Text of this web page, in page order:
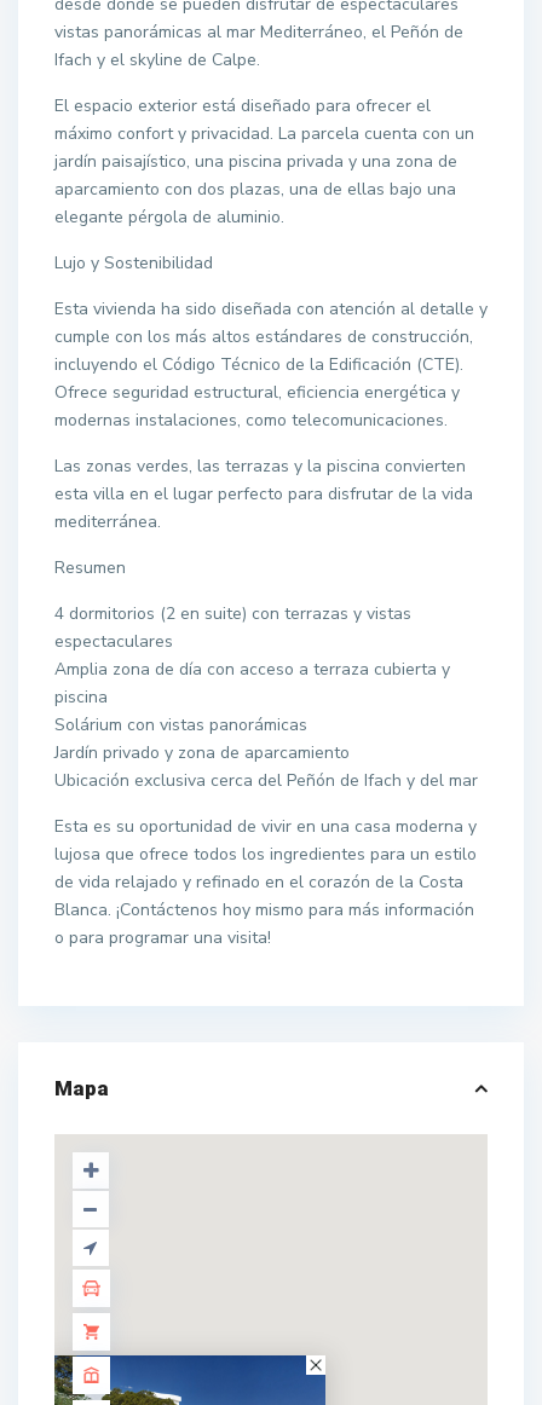
vistas panorámicas al mar Mediterráneo, el Peñón de
Ifach y el skyline de Calpe.
El espacio exterior está diseñado para ofrecer el
máximo confort y privacidad. La parcela cuenta con un
jardín paisajístico, una piscina privada y una zona de
aparcamiento con dos plazas, una de ellas bajo una
elegante pérgola de aluminio.
Lujo y Sostenibilidad
Esta vivienda ha sido diseñada con atención al detalle y
cumple con los más altos estándares de construcción,
incluyendo el Código Técnico de la Edificación (CTE).
Ofrece seguridad estructural, eficiencia energética y
modernas instalaciones, como telecomunicaciones.
Las zonas verdes, las terrazas y la piscina convierten
esta villa en el lugar perfecto para disfrutar de la vida
mediterránea.
Resumen
4 dormitorios (2 en suite) con terrazas y vistas
espectaculares
Amplia zona de día con acceso a terraza cubierta y
piscina
Solárium con vistas panorámicas
Jardín privado y zona de aparcamiento
Ubicación exclusiva cerca del Peñón de Ifach y del mar
Esta es su oportunidad de vivir en una casa moderna y
lujosa que ofrece todos los ingredientes para un estilo
de vida relajado y refinado en el corazón de la Costa
Blanca. ¡Contáctenos hoy mismo para más información
o para programar una visita!
Mapa